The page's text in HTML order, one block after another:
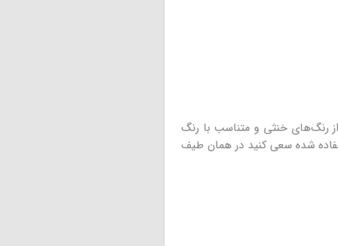
رنگ‌های خنثی و متناسب با رنگ
شده سعی کنید در همان طیف